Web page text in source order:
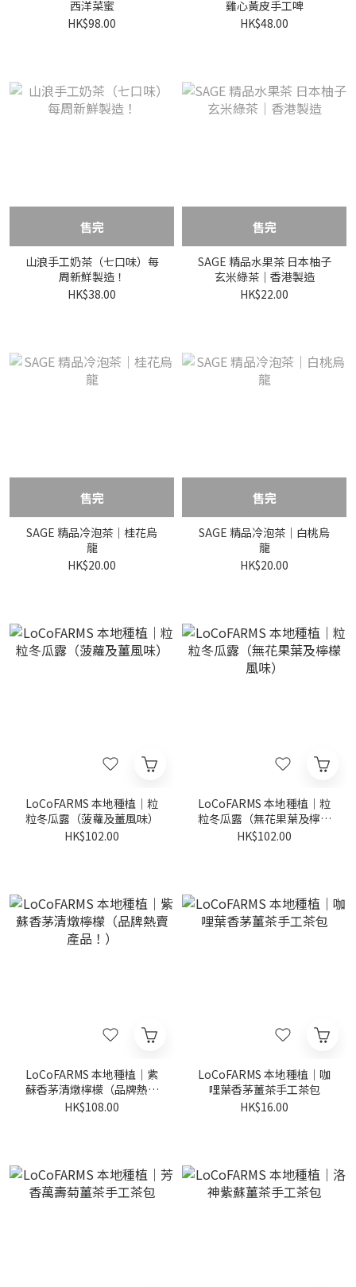
西洋菜蜜
HK$98.00
雞心黃皮手工啤
HK$48.00
售完
山浪手工奶茶（七口味）每
周新鮮製造！
HK$38.00
售完
SAGE 精品水果茶 日本柚子
玄米綠茶｜香港製造
HK$22.00
售完
SAGE 精品冷泡茶｜桂花烏
龍
HK$20.00
售完
SAGE 精品冷泡茶｜白桃烏
龍
HK$20.00
LoCoFARMS 本地種植｜粒
粒冬瓜露（菠蘿及薑風味）
HK$102.00
LoCoFARMS 本地種植｜粒
粒冬瓜露（無花果葉及檸檬
風味）
HK$102.00
LoCoFARMS 本地種植｜紫
蘇香茅清燉檸檬（品牌熱賣
產品！）
HK$108.00
LoCoFARMS 本地種植｜咖
哩葉香茅薑茶手工茶包
HK$16.00